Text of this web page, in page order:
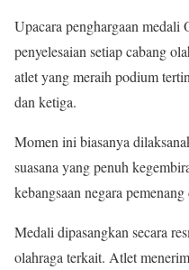
Upacara penghargaan medali
penyelesaian setiap cabang
atlet yang meraih podium
dan ketiga.
Momen ini biasanya
suasana yang penuh
kebangsaan negara
Medali dipasangkan secara
olahraga terkait. Atlet